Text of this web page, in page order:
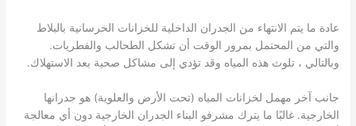
عادة ما يتم الانتهاء من الجدران الداخلية للخزانات الخرسانية بالبلاط
والتي من المحتمل بمرور الوقت أن تشكل الطحالب والفطريات.
وبالتالي ، تلوث هذه المياه وقد تؤدي إلى مشاكل صحية بعد الاستهلاك.
جانب آخر مهمل لخزانات المياه (تحت الأرض والعلوية) هو جدرانها
الخارجية. غالبًا ما يترك مشرفو البناء الجدران الخارجية دون أي معالجة